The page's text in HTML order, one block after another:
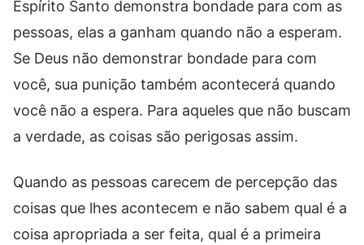
Espírito Santo demonstra bondade para com as
pessoas, elas a ganham quando não a esperam.
Se Deus não demonstrar bondade para com
você, sua punição também acontecerá quando
você não a espera. Para aqueles que não buscam
a verdade, as coisas são perigosas assim.
Quando as pessoas carecem de percepção das
coisas que lhes acontecem e não sabem qual é a
coisa apropriada a ser feita, qual é a primeira